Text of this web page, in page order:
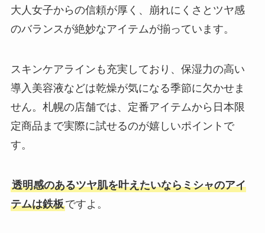
大人女子からの信頼が厚く、崩れにくさとツヤ感
のバランスが絶妙なアイテムが揃っています。
スキンケアラインも充実しており、保湿力の高い
導入美容液などは乾燥が気になる季節に欠かせま
せん。札幌の店舗では、定番アイテムから日本限
定商品まで実際に試せるのが嬉しいポイントで
す。
透明感のあるツヤ肌を叶えたいならミシャのアイ
テムは鉄板ですよ。